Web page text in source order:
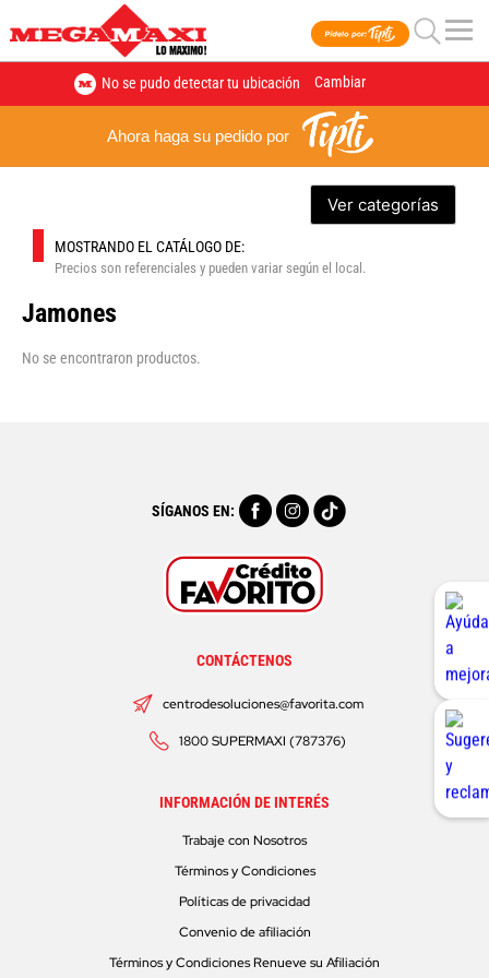
No se pudo detectar tu ubicación Cambiar
Ahora haga su pedido por
Ver categorías
MOSTRANDO EL CATÁLOGO DE:
Precios son referenciales y pueden variar según el local.
Jamones
No se encontraron productos.
SÍGANOS EN:
CONTÁCTENOS
centrodesoluciones@favorita.com
1800 SUPERMAXI (787376)
INFORMACIÓN DE INTERÉS
Trabaje con Nosotros
Términos y Condiciones
Políticas de privacidad
Convenio de afiliación
Términos y Condiciones Renueve su Afiliación